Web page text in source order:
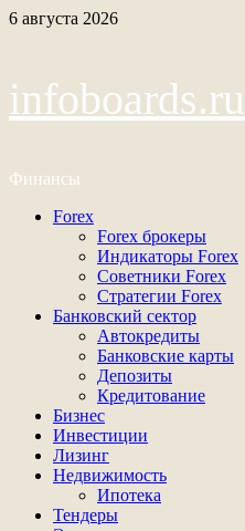
Перейти
6 августа 2026
infoboards.ru
Финансы
Основное
Forex
Forex брокеры
Индикаторы Forex
Советники Forex
Стратегии Forex
Банковский сектор
Автокредиты
Банковские карты
Депозиты
Кредитование
Бизнес
Инвестиции
Лизинг
Недвижимость
Ипотека
Тендеры